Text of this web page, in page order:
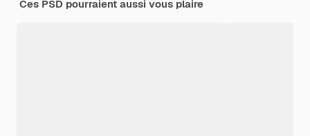
Ces PSD pourraient aussi vous plaire